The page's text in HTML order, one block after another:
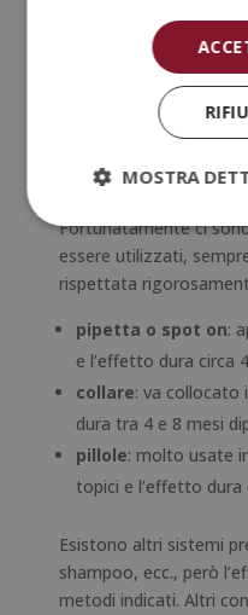
consiglia di usare
Come
Sicuramente la miglior
Fortunatamente ci
essere utilizzati,
rispettata
pipetta o spot on:
e l’effetto dura circa
collare: va collocato
dura tra 4 e 8 mesi
pillole: molto usate
topici e l’effetto dura
Esistono altri sistemi
shampoo, ecc., però
metodi indicati. Altri
MOSTRA